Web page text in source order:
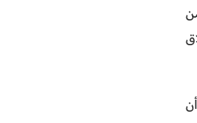
من